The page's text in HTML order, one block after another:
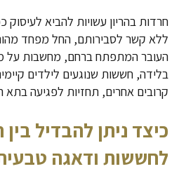
חרדות בהריון עשויות להביא לעיסוק
ללא קשר לסבירותם, החל מפחד
העובר המתפתח ברחם, מחשבות על
בלידה, חששות שנוגעים לילדים
קרובים אחרים, תחזיות לפגיעה בתא
כיצד ניתן להבדיל בין
לחששות ודאגה